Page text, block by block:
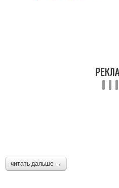
читать дальше →